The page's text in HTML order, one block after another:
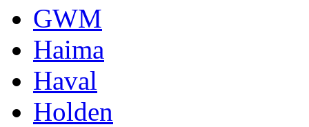
GWM
Haima
Haval
Holden